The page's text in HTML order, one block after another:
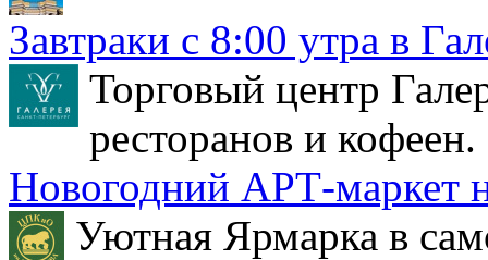
Завтраки с 8:00 утра в
Торговый центр
ресторанов и кофеен.
Новогодний АРТ-маркет
Уютная Ярмарка в